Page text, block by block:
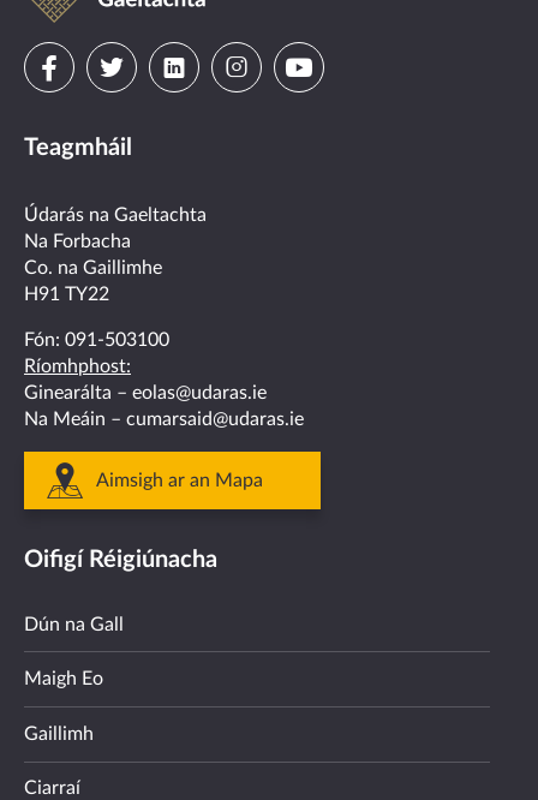
Gaeltachta
Visit
on
facebook
Visit
on
twitter
Visit
linkedin
VisitVisit
Teagmháil
Údarás na Gaeltachta
Na Forbacha
Co. na Gaillimhe
H91 TY22
Fón: 091-503100
Ríomhphost:
Ginearálta – eolas@udaras.ie
Na Meáin – cumarsaid@udaras.ie
Aimsigh ar an Mapa
Oifigí Réigiúnacha
Dún na Gall
Maigh Eo
Gaillimh
Ciarraí